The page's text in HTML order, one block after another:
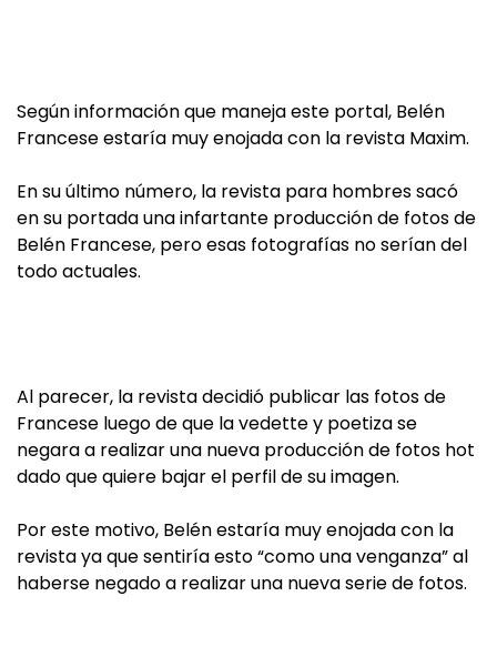
Según información que maneja este portal, Belén
Francese estaría muy enojada con la revista Maxim.
En su último número, la revista para hombres sacó
en su portada una infartante producción de fotos de
Belén Francese, pero esas fotografías no serían del
todo actuales.
Al parecer, la revista decidió publicar las fotos de
Francese luego de que la vedette y poetiza se
negara a realizar una nueva producción de fotos hot
dado que quiere bajar el perfil de su imagen.
Por este motivo, Belén estaría muy enojada con la
revista ya que sentiría esto “como una venganza” al
haberse negado a realizar una nueva serie de fotos.